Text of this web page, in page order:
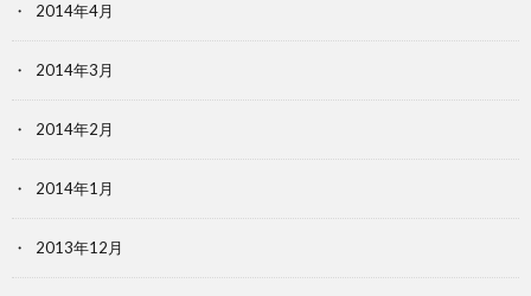
2014年4月
2014年3月
2014年2月
2014年1月
2013年12月